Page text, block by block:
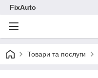
FixAuto
Товари та послуги